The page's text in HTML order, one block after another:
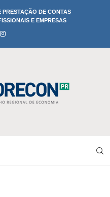
DE CONTAS
E EMPRESAS